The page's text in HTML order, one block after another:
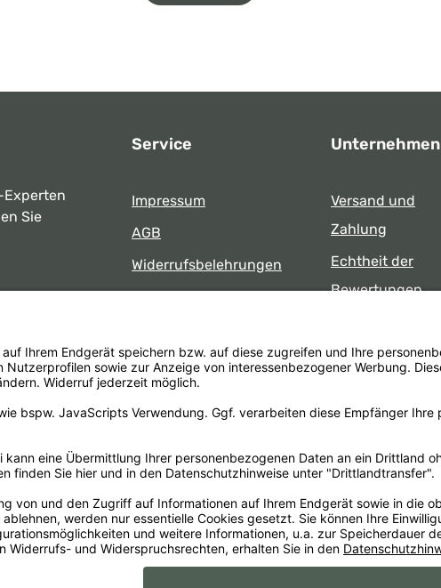
Experten
Sie
Uhr
Service
Impressum
AGB
Widerrufsbelehrungen
Datenschutz
Unternehmen
Versand und
Zahlung
Echtheit der
Bewertungen
Laden